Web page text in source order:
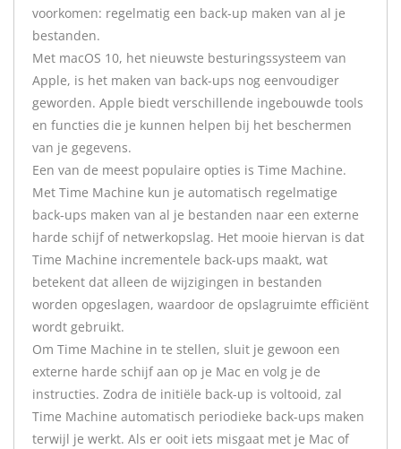
voorkomen: regelmatig een back-up maken van al je
bestanden.
Met macOS 10, het nieuwste besturingssysteem van
Apple, is het maken van back-ups nog eenvoudiger
geworden. Apple biedt verschillende ingebouwde tools
en functies die je kunnen helpen bij het beschermen
van je gegevens.
Een van de meest populaire opties is Time Machine.
Met Time Machine kun je automatisch regelmatige
back-ups maken van al je bestanden naar een externe
harde schijf of netwerkopslag. Het mooie hiervan is dat
Time Machine incrementele back-ups maakt, wat
betekent dat alleen de wijzigingen in bestanden
worden opgeslagen, waardoor de opslagruimte efficiënt
wordt gebruikt.
Om Time Machine in te stellen, sluit je gewoon een
externe harde schijf aan op je Mac en volg je de
instructies. Zodra de initiële back-up is voltooid, zal
Time Machine automatisch periodieke back-ups maken
terwijl je werkt. Als er ooit iets misgaat met je Mac of